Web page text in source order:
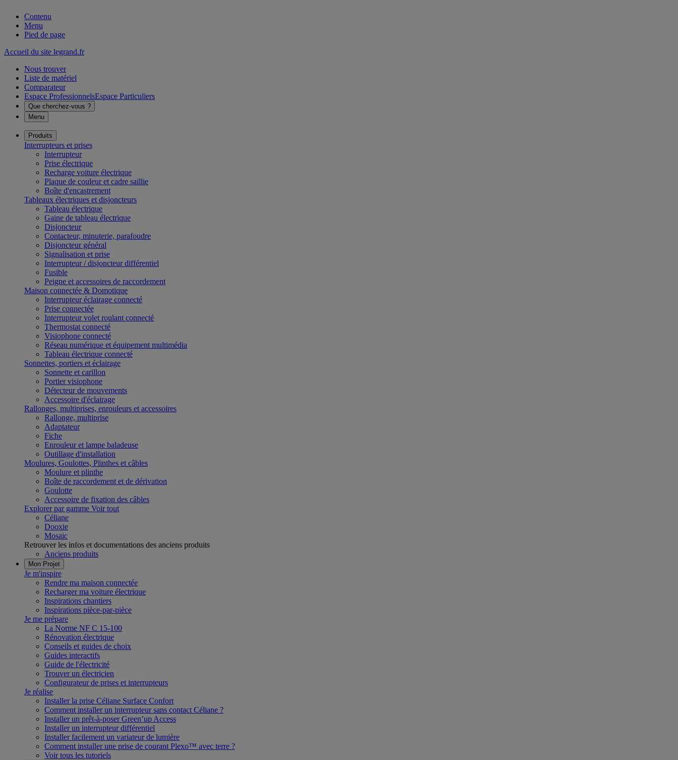
Contenu
Menu
Pied de page
Accueil du site legrand.fr
Nous trouver
Liste de matériel
Comparateur
Espace ProfessionnelsEspace Particuliers
Que cherchez-vous ?
Menu
Produits
Interrupteurs et prises
Interrupteur
Prise électrique
Recharge voiture électrique
Plaque de couleur et cadre saillie
Boîte d'encastrement
Tableaux électriques et disjoncteurs
Tableau électrique
Gaine de tableau électrique
Disjoncteur
Contacteur, minuterie, parafoudre
Disjoncteur général
Signalisation et prise
Interrupteur / disjoncteur différentiel
Fusible
Peigne et accessoires de raccordement
Maison connectée & Domotique
Interrupteur éclairage connecté
Prise connectée
Interrupteur volet roulant connecté
Thermostat connecté
Visiophone connecté
Réseau numérique et équipement multimédia
Tableau électrique connecté
Sonnettes, portiers et éclairage
Sonnette et carillon
Portier visiophone
Détecteur de mouvements
Accessoire d'éclairage
Rallonges, multiprises, enrouleurs et accessoires
Rallonge, multiprise
Adaptateur
Fiche
Enrouleur et lampe baladeuse
Outillage d'installation
Moulures, Goulottes, Plinthes et câbles
Moulure et plinthe
Boîte de raccordement et de dérivation
Goulotte
Accessoire de fixation des câbles
Explorer par gamme Voir tout
Céliane
Dooxie
Mosaic
Retrouver les infos et documentations des anciens produits
Anciens produits
Mon Projet
Je m'inspire
Rendre ma maison connectée
Recharger ma voiture électrique
Inspirations chantiers
Inspirations pièce-par-pièce
Je me prépare
La Norme NF C 15-100
Rénovation électrique
Conseils et guides de choix
Guides interactifs
Guide de l'électricité
Trouver un électricien
Configurateur de prises et interrupteurs
Je réalise
Installer la prise Céliane Surface Confort
Comment installer un interrupteur sans contact Céliane ?
Installer un prêt-à-poser Green’up Access
Installer un interrupteur différentiel
Installer facilement un variateur de lumière
Comment installer une prise de courant Plexo™ avec terre ?
Voir tous les tutoriels